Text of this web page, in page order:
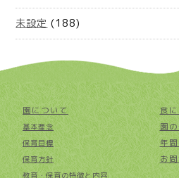
未設定 (188)
園について
基本理念
保育目標
保育方針
教育・保育の特徴と内容
食
園
年
お